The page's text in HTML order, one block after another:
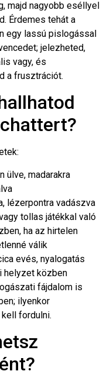
majd nagyobb eséllyel
Érdemes tehát a
egy lassú pislogással
jelezheted,
vagy, és
a frusztrációt.
ülve, madarakra
lézerpontra vadászva
tollas játékkal való
ha az hirtelen
válik
evés, nyalogatás
helyzet közben
fájdalom is
ilyenkor
fordulni.